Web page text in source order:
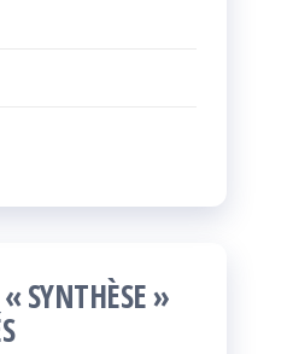
SYNTHÈSE »